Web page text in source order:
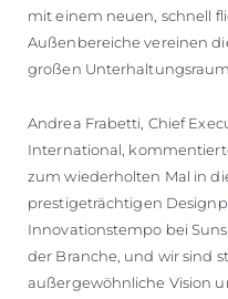
mit einem neuen, schnell
Außenbereiche vereinen
großen
Andrea Frabetti, Chief
International,
zum wiederholten Mal in
prestigeträchtigen
Innovationstempo bei
der Branche, und wir sind
außergewöhnliche Vision